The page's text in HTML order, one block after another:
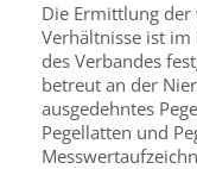
Die Ermittlung
Verhältnisse ist im
des Verbandes
betreut an der
ausgedehntes
Pegellatten und